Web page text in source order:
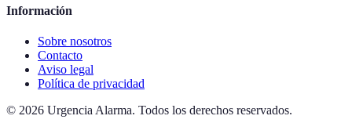
Información
Sobre nosotros
Contacto
Aviso legal
Política de privacidad
© 2026 Urgencia Alarma. Todos los derechos reservados.